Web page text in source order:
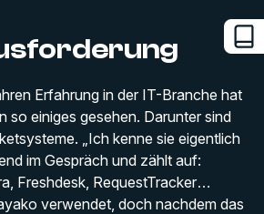
Erfahrung in der IT-Branche hat
so einiges gesehen. Darunter sind
„Ich kenne sie eigentlich
im Gespräch und zählt auf:
Freshdesk, RequestTracker…
verwendet, doch nachdem das